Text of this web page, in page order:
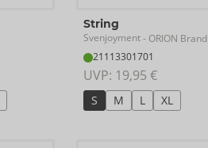
String
Svenjoyment- ORION Brand
21113301701
UVP: 19,95 €
S M L XL